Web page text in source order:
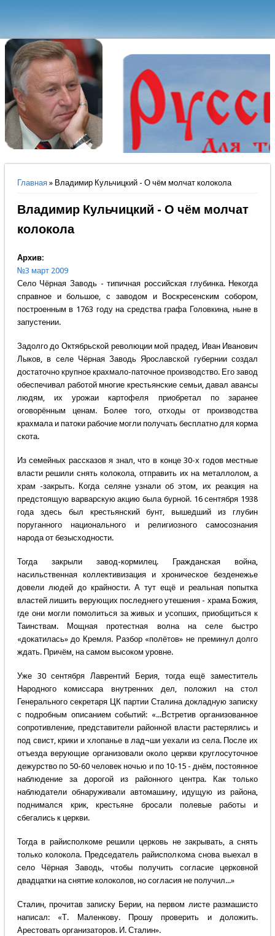
Вы здесь
Главная» Владимир Кульчицкий - О чём молчат колокола
Владимир Кульчицкий - О чём молчат
колокола
Архив:
№3 март 2009
Село Чёрная Заводь - типичная российская глубинка. Некогда
справное и большое, с заводом и Воскресенским собором,
построенным в 1763 году на средства графа Головкина, ныне в
запустении.
Задолго до Октябрьской революции мой прадед, Иван Иванович
Лыков, в селе Чёрная Заводь Ярославской губернии создал
достаточно крупное крахмало-паточное производство. Его завод
обеспечивал работой многие крестьянские семьи, давал авансы
людям, их урожаи картофеля приобретал по заранее
оговорённым ценам. Более того, отходы от производства
крахмала и патоки рабочие могли получать бесплатно для корма
скота.
Из семейных рассказов я знал, что в конце 30-х годов местные
власти решили снять колокола, отправить их на металлолом, а
храм -закрыть. Когда селяне узнали об этом, их реакция на
предстоящую варварскую акцию была бурной. 16 сентября 1938
года здесь был крестьянский бунт, вышедший из глубин
поруганного национального и религиозного самосознания
народа от безысходности.
Тогда закрыли завод-кормилец. Гражданская война,
насильственная коллективизация и хроническое безденежье
довели людей до крайности. А тут ещё и реальная попытка
властей лишить верующих последнего утешения - храма Божия,
где они могли помолиться за живых и усопших, приобщиться к
Таинствам. Мощная протестная волна на селе быстро
«докатилась» до Кремля. Разбор «полётов» не преминул долго
ждать. Причём, на самом высоком уровне.
Уже 30 сентября Лаврентий Берия, тогда ещё заместитель
Народного комиссара внутренних дел, положил на стол
Генерального секретаря ЦК партии Сталина докладную записку
с подробным описанием событий: «...Встретив организованное
сопротивление, представители районной власти растерялись и
под свист, крики и хлопанье в лад¬ши уехали из села. После их
отъезда верующие организовали около церкви круглосуточное
дежурство по 50-60 человек ночью и по 10-15 - днём, постоянное
наблюдение за дорогой из районного центра. Как только
наблюдатели обнаруживали автомашину, идущую из района,
поднимался крик, крестьяне бросали полевые работы и
сбегались к церкви.
Тогда в райисполкоме решили церковь не закрывать, а снять
только колокола. Председатель райисполкома снова выехал в
село Чёрная Заводь, чтобы получить согласие церковной
двадцатки на снятие колоколов, но согласия не получил...»
Сталин, прочитав записку Берии, на первом листе размашисто
написал: «Т. Маленкову. Прошу проверить и доложить.
Арестовать организаторов. И. Сталин».